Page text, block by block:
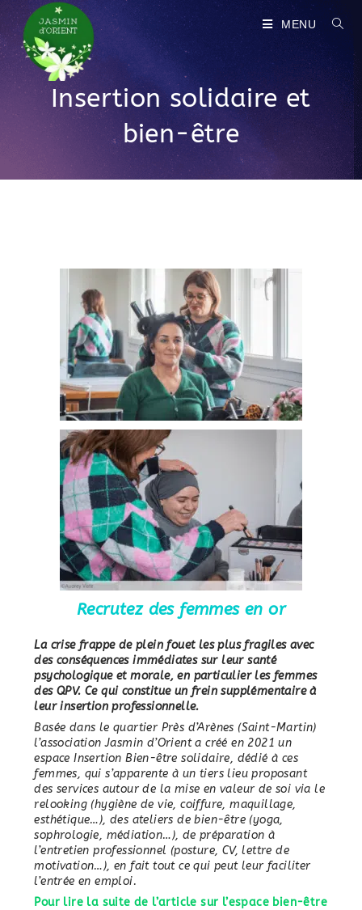
MENU
Insertion solidaire et
bien-être
Recrutez des femmes en or
La crise frappe de plein fouet les plus fragiles avec
des conséquences immédiates sur leur santé
psychologique et morale, en particulier les femmes
des QPV. Ce qui constitue un frein supplémentaire à
leur insertion professionnelle.
Basée dans le quartier Près d’Arènes (Saint-Martin)
l’association Jasmin d’Orient a créé en 2021 un
espace Insertion Bien-être solidaire, dédié à ces
femmes, qui s’apparente à un tiers lieu proposant
des services autour de la mise en valeur de soi via le
relooking (hygiène de vie, coiffure, maquillage,
esthétique…), des ateliers de bien-être (yoga,
sophrologie, médiation…), de préparation à
l’entretien professionnel (posture, CV, lettre de
motivation…), en fait tout ce qui peut leur faciliter
l’entrée en emploi.
Pour lire la suite de l’article sur l’espace bien-être